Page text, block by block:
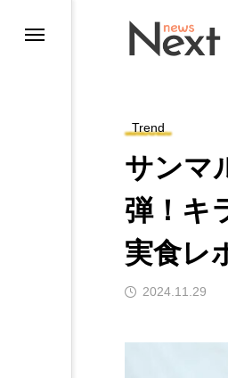
Trend
サンマ
弾！キ
実食レ
2024.11.29